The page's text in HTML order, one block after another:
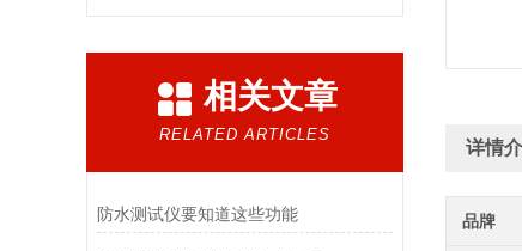
相关文章
RELATED ARTICLES
防水测试仪要知道这些功能
详情
品牌